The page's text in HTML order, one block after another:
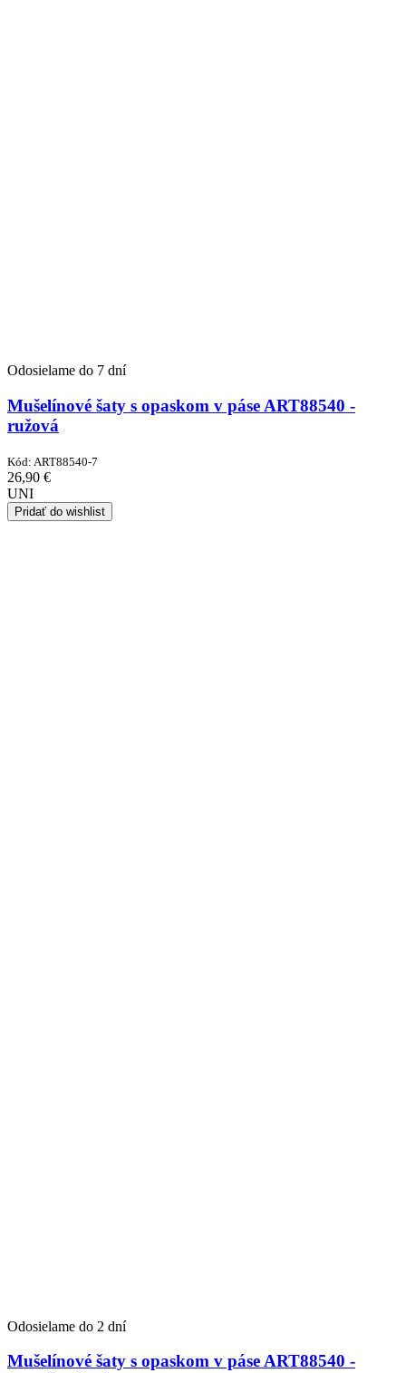
Odosielame do 7 dní
Mušelínové šaty s opaskom v páse ART88540 -
ružová
Kód: ART88540-7
26,90 €
UNI
Pridať do wishlist
Odosielame do 2 dní
Mušelínové šaty s opaskom v páse ART88540 -